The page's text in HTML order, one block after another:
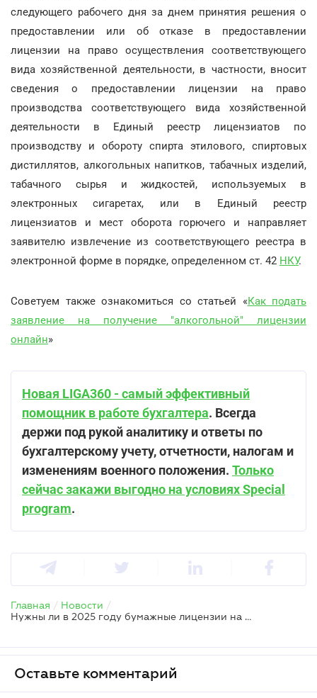
следующего рабочего дня за днем принятия решения о
предоставлении или об отказе в предоставлении
лицензии на право осуществления соответствующего
вида хозяйственной деятельности, в частности, вносит
сведения о предоставлении лицензии на право
производства соответствующего вида хозяйственной
деятельности в Единый реестр лицензиатов по
производству и обороту спирта этилового, спиртовых
дистиллятов, алкогольных напитков, табачных изделий,
табачного сырья и жидкостей, используемых в
электронных сигаретах, или в Единый реестр
лицензиатов и мест оборота горючего и направляет
заявителю извлечение из соответствующего реестра в
электронной форме в порядке, определенном ст. 42 НКУ.
Советуем также ознакомиться со статьей «Как подать
заявление на получение "алкогольной" лицензии
онлайн»
Новая LIGA360 - самый эффективный
помощник в работе бухгалтера. Всегда
держи под рукой аналитику и ответы по
бухгалтерскому учету, отчетности, налогам и
изменениям военного положения. Только
сейчас закажи выгодно на условиях Special
program.
Главная / Новости /
Нужны ли в 2025 году бумажные лицензии на право производства и обращения алкоголя и табака
Оставьте комментарий